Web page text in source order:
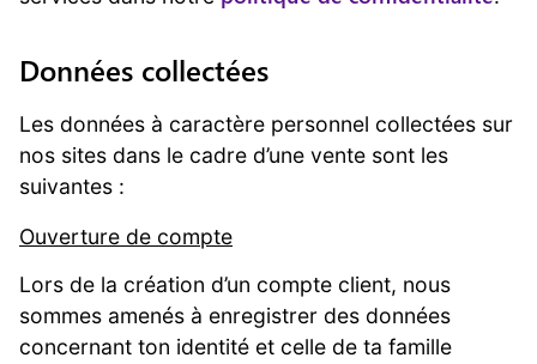
Données collectées
Les données à caractère personnel collectées sur
nos sites dans le cadre d’une vente sont les
suivantes :
Ouverture de compte
Lors de la création d’un compte client, nous
sommes amenés à enregistrer des données
concernant ton identité et celle de ta famille